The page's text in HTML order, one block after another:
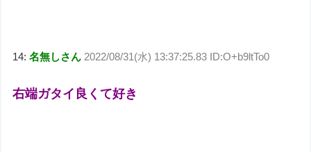
14:名無しさん 2022/08/31(水) 13:37:25.83 ID:O+b9ltTo0
右端ガタイ良くて好き